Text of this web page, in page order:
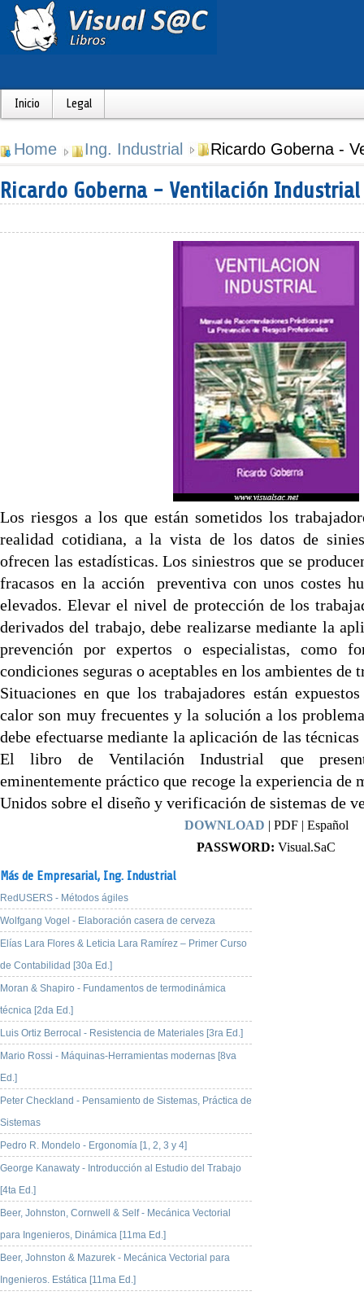
Inicio Legal
Home Ing. Industrial Ricardo Goberna -
Ricardo Goberna - Ventilación Industrial
Los riesgos a los que están sometidos los
realidad cotidiana, a la vista de los datos de
ofrecen las estadísticas. Los siniestros que se
fracasos en la acción preventiva con unos costes
elevados. Elevar el nivel de protección de los
derivados del trabajo, debe realizarse mediante la
prevención por expertos o especialistas, como
condiciones seguras o aceptables en los ambientes de
Situaciones en que los trabajadores están
calor son muy frecuentes y la solución a los
debe efectuarse mediante la aplicación de las
El libro de Ventilación Industrial que
eminentemente práctico que recoge la experiencia de
Unidos sobre el diseño y verificación de sistemas de
DOWNLOAD | PDF | Español
PASSWORD: Visual.SaC
Más de Empresarial, Ing. Industrial
RedUSERS - Métodos ágiles
Wolfgang Vogel - Elaboración casera de cerveza
Elías Lara Flores & Leticia Lara Ramírez – Primer Curso
de Contabilidad [30a Ed.]
Moran & Shapiro - Fundamentos de termodinámica
técnica [2da Ed.]
Luis Ortiz Berrocal - Resistencia de Materiales [3ra Ed.]
Mario Rossi - Máquinas-Herramientas modernas [8va
Ed.]
Peter Checkland - Pensamiento de Sistemas, Práctica de
Sistemas
Pedro R. Mondelo - Ergonomía [1, 2, 3 y 4]
George Kanawaty - Introducción al Estudio del Trabajo
[4ta Ed.]
Beer, Johnston, Cornwell & Self - Mecánica Vectorial
para Ingenieros, Dinámica [11ma Ed.]
Beer, Johnston & Mazurek - Mecánica Vectorial para
Ingenieros. Estática [11ma Ed.]